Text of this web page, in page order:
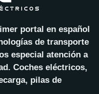
portal en español
de transporte
especial atención a
Coches eléctricos,
pilas de